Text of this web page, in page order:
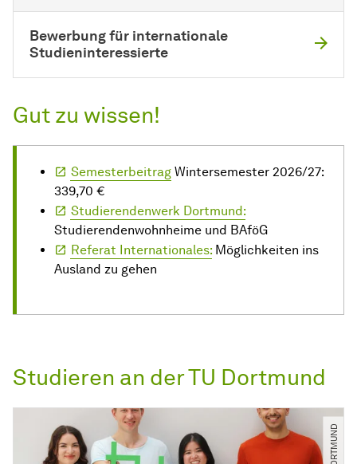
Bewerbung für internationale
Studieninteressierte
Gut zu wissen!
Semesterbeitrag Wintersemester 2026/27:
339,70 €
Studierendenwerk Dortmund:
Studierendenwohnheime und BAföG
Referat Internationales: Möglichkeiten ins
Ausland zu gehen
Studieren an der TU Dortmund